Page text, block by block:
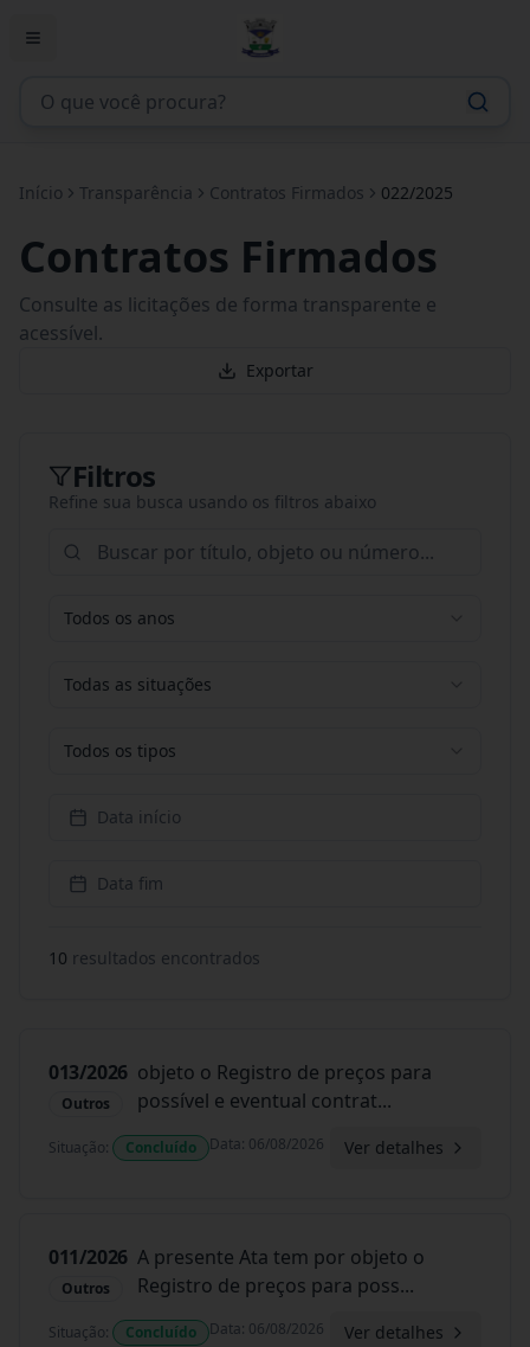
Início Transparência Contratos Firmados 022/2025
Contratos Firmados
Consulte as licitações de forma transparente e
acessível.
Exportar
Filtros
Refine sua busca usando os filtros abaixo
Todos os anos
Todas as situações
Todos os tipos
Data início
Data fim
10 resultados encontrados
013/2026
Outros
objeto o Registro de preços para
possível e eventual contrat...
Situação: Concluído Data: 06/08/2026 Ver detalhes
011/2026
Outros
A presente Ata tem por objeto o
Registro de preços para poss...
Situação: Concluído Data: 06/08/2026 Ver detalhes